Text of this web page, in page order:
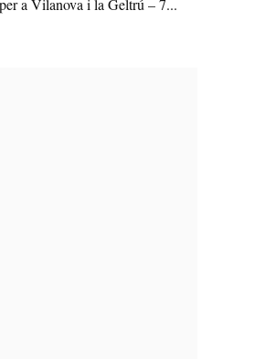
a Vilanova i la Geltrú – 7...